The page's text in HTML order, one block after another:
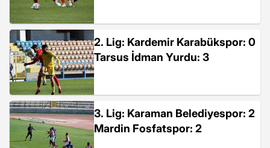
2. Lig: Kardemir Karabükspor: 0
Tarsus İdman Yurdu: 3
3. Lig: Karaman Belediyespor: 2
Mardin Fosfatspor: 2